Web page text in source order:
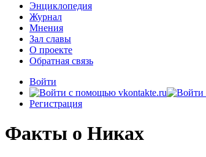
Энциклопедия
Журнал
Мнения
Зал славы
О проекте
Обратная связь
Войти
Регистрация
Факты о Никах